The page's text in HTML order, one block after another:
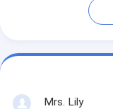
Mrs. Lily